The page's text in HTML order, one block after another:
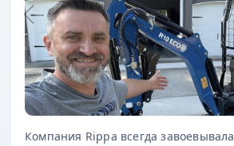
Компания Rippa всегда
клиентов благодаря быстрой